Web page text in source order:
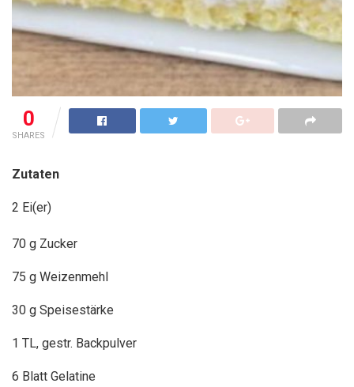
0
SHARES
Zutaten
2 Ei(er)
70 g Zucker
75 g Weizenmehl
30 g Speisestärke
1 TL, gestr. Backpulver
6 Blatt Gelatine